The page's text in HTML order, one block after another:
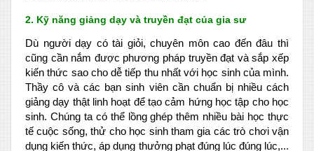
2. Kỹ năng giảng dạy và truyền đạt của gia sư
Dù người dạy có tài giỏi, chuyên môn cao đến đâu thì
cũng cần nắm được phương pháp truyền đạt và sắp xếp
kiến thức sao cho dễ tiếp thu nhất với học sinh của mình.
Thầy cô và các bạn sinh viên cần chuẩn bị nhiều cách
giảng dạy thật linh hoạt để tạo cảm hứng học tập cho học
sinh. Chúng ta có thể lồng ghép thêm nhiều bài học thực
tế cuộc sống, thử cho học sinh tham gia các trò chơi vận
dụng kiến thức, áp dụng thưởng phạt đúng lúc đúng lúc,...